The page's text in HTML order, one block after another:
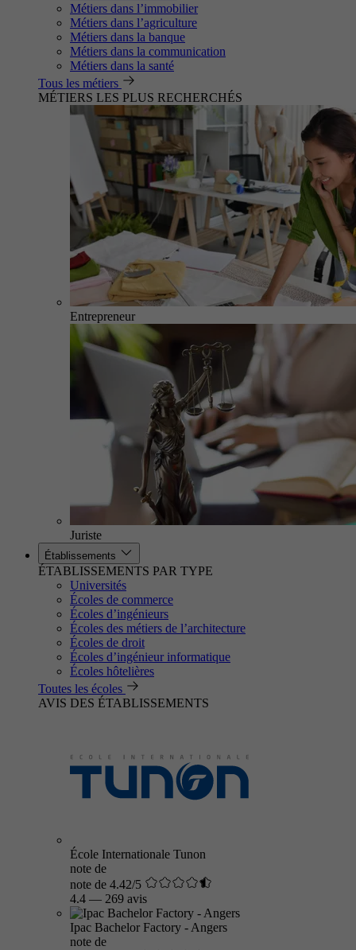
Métiers dans l’immobilier
Métiers dans l’agriculture
Métiers dans la banque
Métiers dans la communication
Métiers dans la santé
Tous les métiers
MÉTIERS LES PLUS RECHERCHÉS
Entrepreneur
Juriste
Établissements
ÉTABLISSEMENTS PAR TYPE
Universités
Écoles de commerce
Écoles d’ingénieurs
Écoles des métiers de l’architecture
Écoles de droit
Écoles d’ingénieur informatique
Écoles hôtelières
Toutes les écoles
AVIS DES ÉTABLISSEMENTS
École Internationale Tunon
note de
note de 4.42/5
4.4 — 269 avis
Ipac Bachelor Factory - Angers
note de